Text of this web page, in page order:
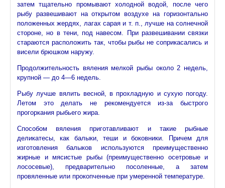
затем тщательно промывают холодной водой, после чего
рыбу развешивают на открытом воздухе на горизонтально
положенных жердях, лагах сарая и т. п., лучше на солнечной
стороне, но в тени, под навесом. При развешивании связки
стараются расположить так, чтобы рыбы не соприкасались и
висели брюшком наружу.
Продолжительность вяления мелкой рыбы около 2 недель,
крупной — до 4—6 недель.
Рыбу лучше вялить весной, в прохладную и сухую погоду.
Летом это делать не рекомендуется из-за быстрого
прогоркания рыбьего жира.
Способом вяления приготавливают и такие рыбные
деликатесы, как балыки, теши и боковники. Причем для
изготовления балыков используются преимущественно
жирные и мясистые рыбы (преимущественно осетровые и
лососевые), предварительно посоленные, а затем
провяленные или прокопченные при умеренной температуре.